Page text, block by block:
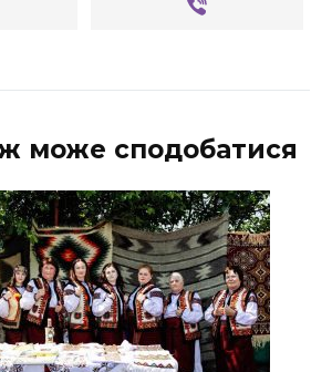
може сподобатися